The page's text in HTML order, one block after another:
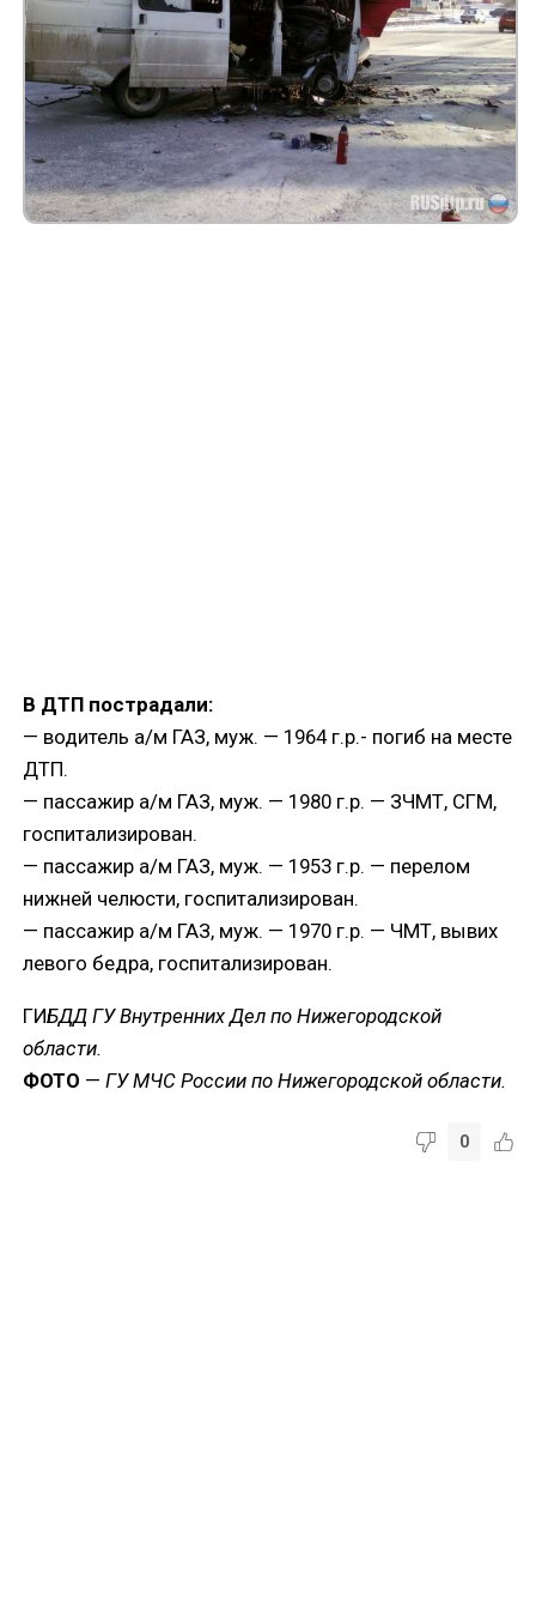
В ДТП пострадали:
— водитель а/м ГАЗ, муж. — 1964 г.р.- погиб на месте
ДТП.
— пассажир а/м ГАЗ, муж. — 1980 г.р. — ЗЧМТ, СГМ,
госпитализирован.
— пассажир а/м ГАЗ, муж. — 1953 г.р. — перелом
нижней челюсти, госпитализирован.
— пассажир а/м ГАЗ, муж. — 1970 г.р. — ЧМТ, вывих
левого бедра, госпитализирован.
ГИБДД ГУ Внутренних Дел по Нижегородской
области.
ФОТО —ГУ МЧС России по Нижегородской области.
0